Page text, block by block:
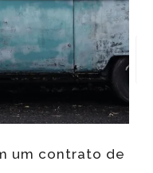
um contrato de